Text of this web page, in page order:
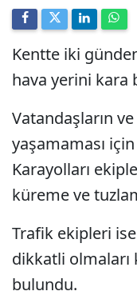
Kentte iki
hava yerini kara
Vatandaşların
yaşamaması
Karayolları
küreme ve
Trafik ekipleri
dikkatli olmaları
bulundu.